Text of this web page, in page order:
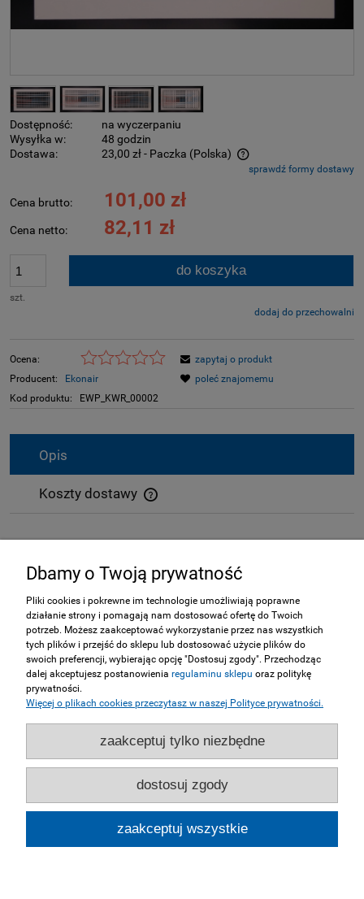
Dostępność:
na wyczerpaniu
Wysyłka w:
48 godzin
Dostawa:
23,00 zł- Paczka (Polska)
Cena nie zawiera ewentualnych kosztów płatnościsprawdź formy dostawy
Cena brutto: 101,00 zł
Cena netto: 82,11 zł
szt.
do koszyka
dodaj do przechowalni
Ocena:
Producent:
Ekonair
Kod produktu:
EWP_KWR_00002
zapytaj o produkt
poleć znajomemu
Opis
Koszty dostawy
Cena nie zawiera ewentualnych kosztów płatności
ZAKUPY
MOJE KONTO
SERWIS
NASZE STRONY
pokaż pełną wersję strony
Sklep internetowy Shoper.pl
Dbamy o Twoją prywatność
Pliki cookies i pokrewne im technologie umożliwiają poprawne
działanie strony i pomagają nam dostosować ofertę do Twoich
potrzeb. Możesz zaakceptować wykorzystanie przez nas wszystkich
tych plików i przejść do sklepu lub dostosować użycie plików do
swoich preferencji, wybierając opcję "Dostosuj zgody". Przechodząc
dalej akceptujesz postanowienia regulaminu sklepu oraz politykę
prywatności.
Więcej o plikach cookies przeczytasz w naszej Polityce prywatności.
zaakceptuj tylko niezbędne
dostosuj zgody
zaakceptuj wszystkie